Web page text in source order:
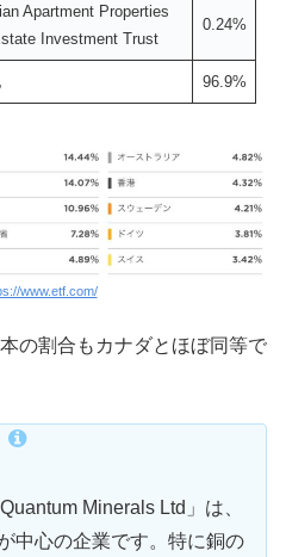
Apartment Properties
Investment Trust
0.24%
96.9%
www.etf.com/
の割合もカナダとほぼ同等で
Minerals Ltd」は、
中心の企業です。特に銅の